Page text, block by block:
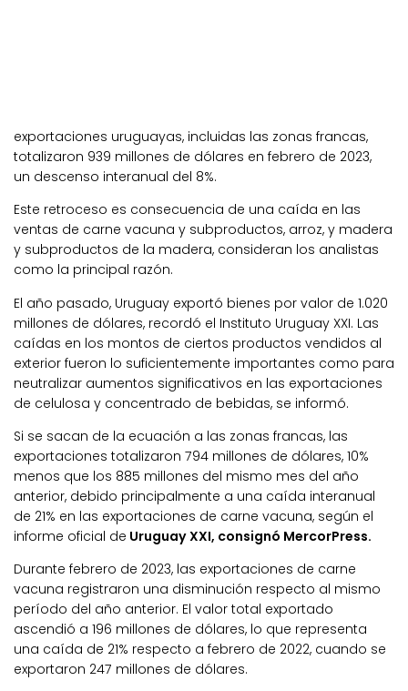
exportaciones uruguayas, incluidas las zonas francas,
totalizaron 939 millones de dólares en febrero de 2023,
un descenso interanual del 8%.
Este retroceso es consecuencia de una caída en las
ventas de carne vacuna y subproductos, arroz, y madera
y subproductos de la madera, consideran los analistas
como la principal razón.
El año pasado, Uruguay exportó bienes por valor de 1.020
millones de dólares, recordó el Instituto Uruguay XXI. Las
caídas en los montos de ciertos productos vendidos al
exterior fueron lo suficientemente importantes como para
neutralizar aumentos significativos en las exportaciones
de celulosa y concentrado de bebidas, se informó.
Si se sacan de la ecuación a las zonas francas, las
exportaciones totalizaron 794 millones de dólares, 10%
menos que los 885 millones del mismo mes del año
anterior, debido principalmente a una caída interanual
de 21% en las exportaciones de carne vacuna, según el
informe oficial de Uruguay XXI, consignó MercorPress.
Durante febrero de 2023, las exportaciones de carne
vacuna registraron una disminución respecto al mismo
período del año anterior. El valor total exportado
ascendió a 196 millones de dólares, lo que representa
una caída de 21% respecto a febrero de 2022, cuando se
exportaron 247 millones de dólares.